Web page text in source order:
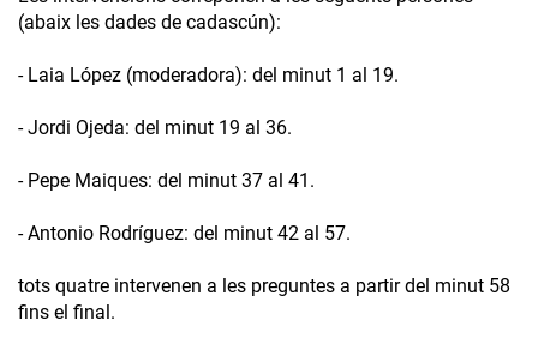
(abaix les dades de cadascún):
- Laia López (moderadora): del minut 1 al 19.
- Jordi Ojeda: del minut 19 al 36.
- Pepe Maiques: del minut 37 al 41.
- Antonio Rodríguez: del minut 42 al 57.
tots quatre intervenen a les preguntes a partir del minut 58
fins el final.